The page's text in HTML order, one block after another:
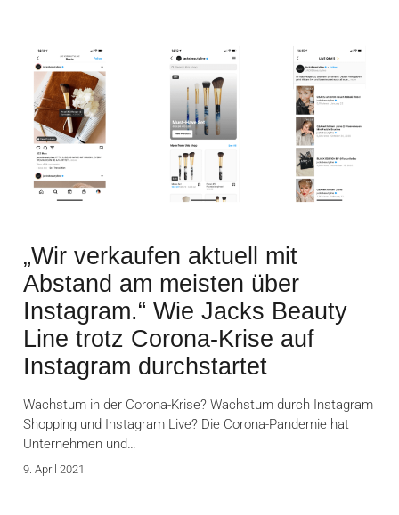
„Wir verkaufen aktuell mit
Abstand am meisten über
Instagram.“ Wie Jacks Beauty
Line trotz Corona-Krise auf
Instagram durchstartet
Wachstum in der Corona-Krise? Wachstum durch Instagram
Shopping und Instagram Live? Die Corona-Pandemie hat
Unternehmen und…
9. April 2021